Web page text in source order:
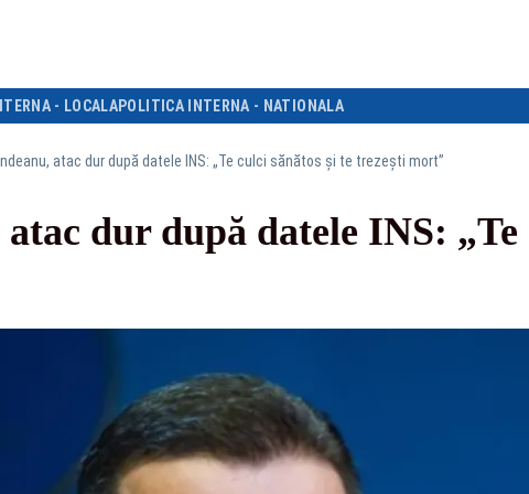
- LOCALAPOLITICA INTERNA - NATIONALA
atac dur după datele INS: „Te culci sănătos și te trezești mort”
dur după datele INS: „Te